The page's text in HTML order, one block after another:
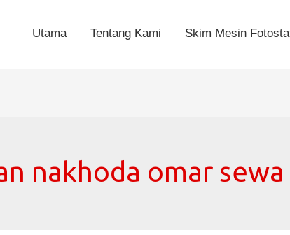
Utama Tentang Kami Skim Mesin
nakhoda omar